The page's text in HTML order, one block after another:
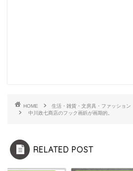
HOME
生活・雑貨・文房具・ファッション
中川政七商店のフック画鋲が画期的。
RELATED POST